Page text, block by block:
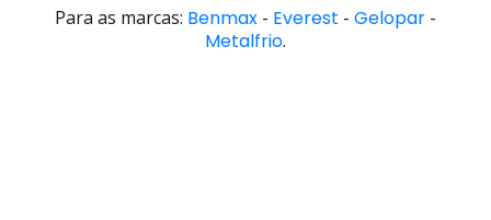
Para as marcas: Benmax - Everest - Gelopar -
Metalfrio.